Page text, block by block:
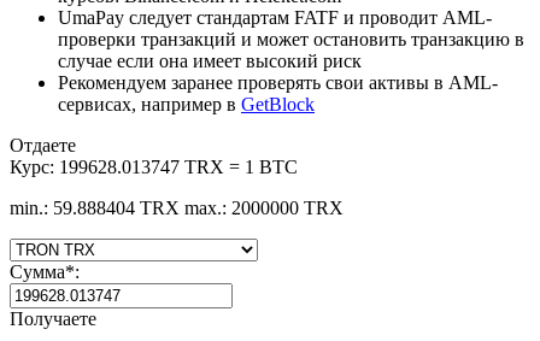
UmaPay следует стандартам FATF и проводит AML-
проверки транзакций и может остановить транзакцию в
случае если она имеет высокий риск
Рекомендуем заранее проверять свои активы в AML-
сервисах, например в GetBlock
Отдаете
Курс: 199628.013747 TRX = 1 BTC
min.: 59.888404 TRX max.: 2000000 TRX
Сумма*:
Получаете